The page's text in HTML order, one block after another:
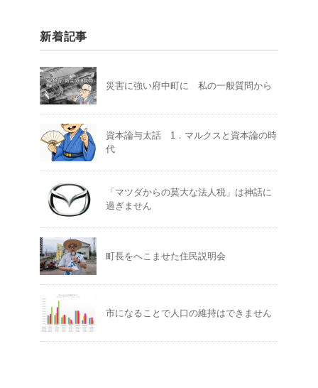
新着記事
災害に強い府中町に 私の一般質問から
資本論与太話 1．マルクスと資本論の時
代
「マツダからの莫大な法人税」は神話に
過ぎません
町長をへこませた住民説明会
市になることで人口の維持はできません